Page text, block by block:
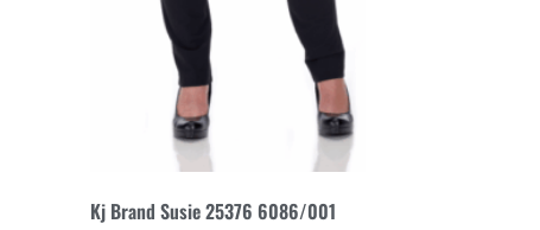
Kj Brand Susie 25376 6086/001